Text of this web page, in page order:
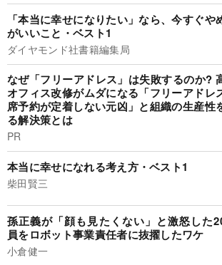
「本当に幸せになりたい」なら、今すぐや
がいいこと・ベスト1
ダイヤモンド社書籍編集局
なぜ「フリーアドレス」は失敗するのか?
オフィス改修がムダになる「フリーアドレ
席予約が定着しない元凶」と組織の生産性
る解決策とは
PR
本当に幸せになれる考え方・ベスト1
柴田賢三
孫正義が「顔も見たくない」と激怒した
員をロボット事業責任者に抜擢したワケ
小倉健一